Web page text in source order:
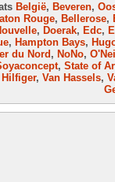
België, Beveren,
Rouge, Bellerose,
, Doerak, Edc,
, Hampton Bays,
du Nord, NoNo,
, State of
, Van Hassels,